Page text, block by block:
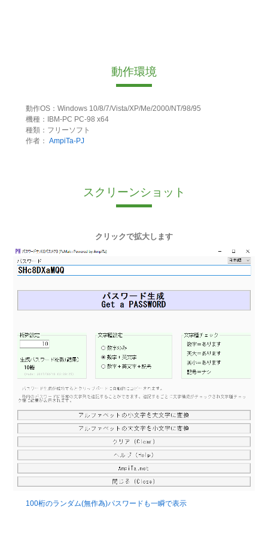
動作環境
動作OS：Windows 10/8/7/Vista/XP/Me/2000/NT/98/95
機種：IBM-PC PC-98 x64
種類：フリーソフト
作者： AmpiTa-PJ
スクリーンショット
クリックで拡大します
100桁のランダム(無作為)パスワードも一瞬で表示